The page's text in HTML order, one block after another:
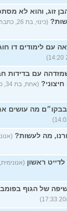
זוג, והוא לא
עם לימודים דו
עם בדידות
בבקו״ם מה עושים
מה לעשות?
ראשון
של הגוף